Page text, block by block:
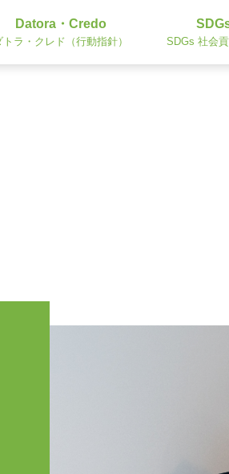
Datora・Credo
トラ・クレド（行動指針） SDGs 社会